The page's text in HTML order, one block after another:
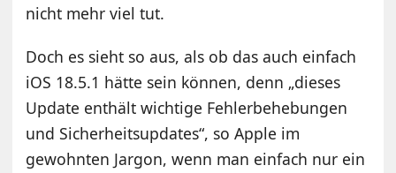
nicht mehr viel tut.
Doch es sieht so aus, als ob das auch einfach
iOS 18.5.1 hätte sein können, denn „dieses
Update enthält wichtige Fehlerbehebungen
und Sicherheitsupdates“, so Apple im
gewohnten Jargon, wenn man einfach nur ein